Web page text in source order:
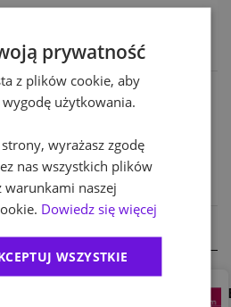
Asystent_ka w zespole
prywatność
z plików cookie, aby
użytkowania.
wyrażasz zgodę
nas wszystkich plików
warunkami naszej
Dowiedz się więcej
WSZYSTKIE